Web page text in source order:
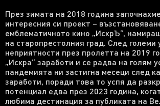
През зимата на 2018 година
интересния си проект –
емблематичното кино „ИскрЪ“,
на старопрестолния град. След големи
неприятности през пролетта на 2019
„Искра“ заработи и се радва на голям
пандемията ни застигна месеци след
заработи, поради това то успя да
потенциал едва през 2023 година,
любима дестинация за публиката на